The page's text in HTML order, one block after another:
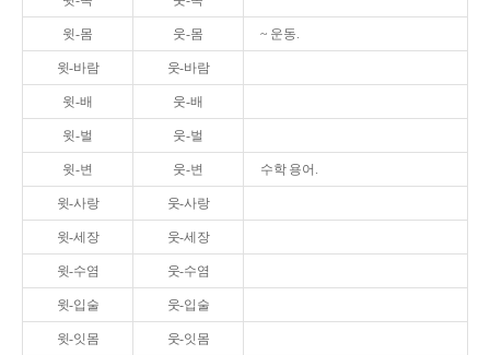
윗-몸 웃-몸 ~ 운동.
윗-바람 웃-바람
윗-배 웃-배
윗-벌 웃-벌
윗-변 웃-변 수학 용어.
윗-사랑 웃-사랑
윗-세장 웃-세장
윗-수염 웃-수염
윗-입술 웃-입술
윗-잇몸 웃-잇몸